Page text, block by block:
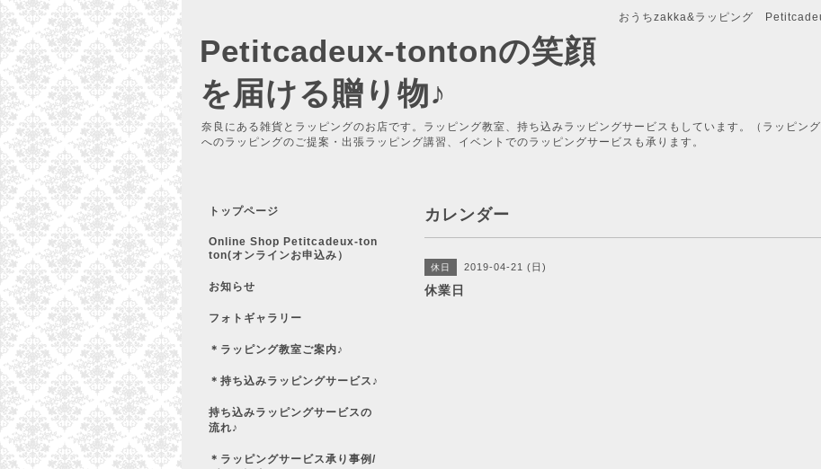
おうちzakka&ラッピング
Petitcadeux-tontonの笑顔
を届ける贈り物♪
奈良にある雑貨とラッピングのお店です。ラッピング教室、持ち込みラッピングサービスもしています。（ラッピン
へのラッピングのご提案・出張ラッピング講習、イベントでのラッピングサービスも承ります。
カレンダー
休日 2019-04-21 (日)
休業日
トップページ
Online Shop Petitcadeux-ton
ton(オンラインお申込み）
お知らせ
フォトギャラリー
＊ラッピング教室ご案内♪
＊持ち込みラッピングサービス♪
持ち込みラッピングサービスの
流れ♪
＊ラッピングサービス承り事例/